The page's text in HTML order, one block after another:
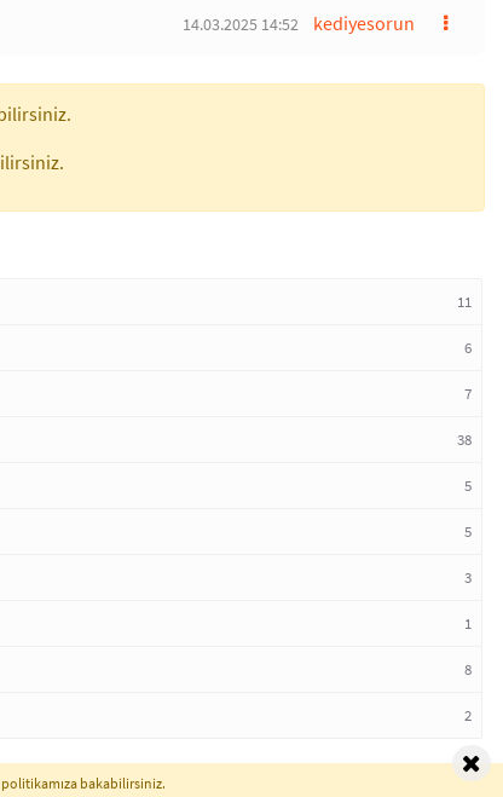
kediyesorun
14.03.2025 14:52
11
6
7
38
5
5
3
1
8
2
Normal Sözlük © 2026
bakabilirsiniz.